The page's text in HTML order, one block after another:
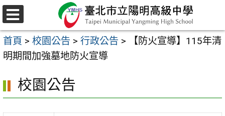
跳
至
主
要
容
區
選
單
首頁 > 校園公告 > 行政公告 >
【防火宣導】115年清
明期間加強墓地防火宣導
校園公告